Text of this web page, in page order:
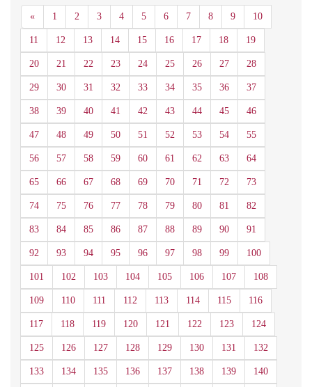
«Anterior
1 2 3 4 5 6 7 8 9 10
11 12 13 14 15 16 17 18 19
20 21 22 23 24 25 26 27 28
29 30 31 32 33 34 35 36 37
38 39 40 41 42 43 44 45 46
47 48 49 50 51 52 53 54 55
56 57 58 59 60 61 62 63 64
65 66 67 68 69 70 71 72 73
74 75 76 77 78 79 80 81 82
83 84 85 86 87 88 89 90 91
92 93 94 95 96 97 98 99 100
101 102 103 104 105 106 107 108
109 110 111 112 113 114 115 116
117 118 119 120 121 122 123 124
125 126 127 128 129 130 131 132
133 134 135 136 137 138 139 140